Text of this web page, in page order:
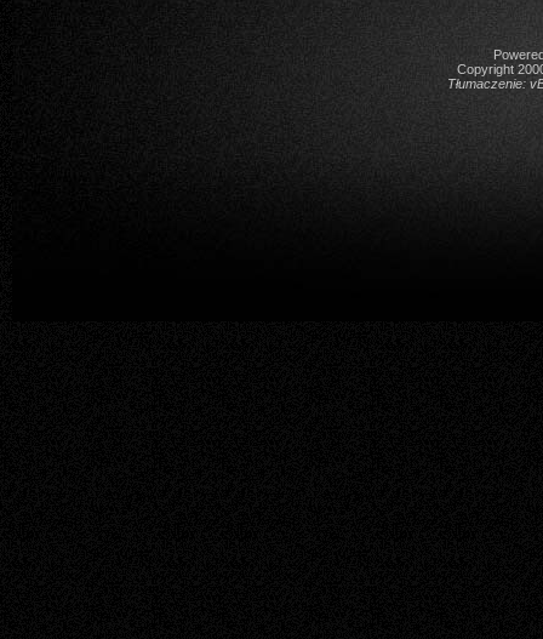
Copyright
Tłumaczenie: